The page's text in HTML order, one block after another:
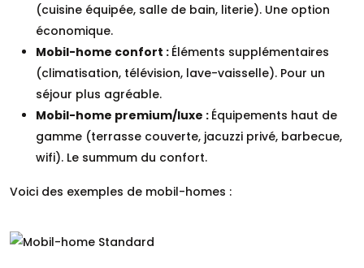
(cuisine équipée, salle de bain, literie). Une option
économique.
Mobil-home confort : Éléments supplémentaires
(climatisation, télévision, lave-vaisselle). Pour un
séjour plus agréable.
Mobil-home premium/luxe : Équipements haut de
gamme (terrasse couverte, jacuzzi privé, barbecue,
wifi). Le summum du confort.
Voici des exemples de mobil-homes :